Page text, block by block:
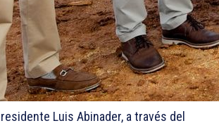
Luis Abinader, a través del